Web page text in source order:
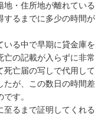
・住所地が離れている
するまでに多少の時間が
いる中で早期に貸金庫を
亡の記載が入らずに非常
死亡届の写しで代用して
たが、この数日の時間差
す。
至るまで証明してくれる